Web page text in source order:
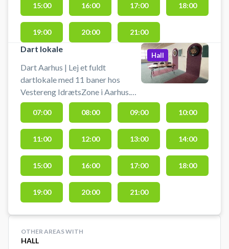
fra hallen ved booking af dartbane
i Aarhus i Vestereng IdrætsZone's
lokaler.
15:00 16:00 17:00 18:00
19:00 20:00 21:00
Dart lokale
Dart Aarhus | Lej et fuldt
dartlokale med 11 baner hos
Vestereng IdrætsZone i Aarhus.
Book hele lokalet med i alt 11
dartbaner og spil dart i Aarhus
med en større gruppe af
dartspillere samtidigt. Dartlokalet
lejes i 60 min. ad gangen og
dartpile medbringes selv. Gratis
parkering 50 meter fra hallen ved
booking af dartbanerne i
Vestereng IdrætsZone.
Hall
07:00 08:00 09:00 10:00
11:00 12:00 13:00 14:00
15:00 16:00 17:00 18:00
19:00 20:00 21:00
OTHER AREAS WITH
HALL